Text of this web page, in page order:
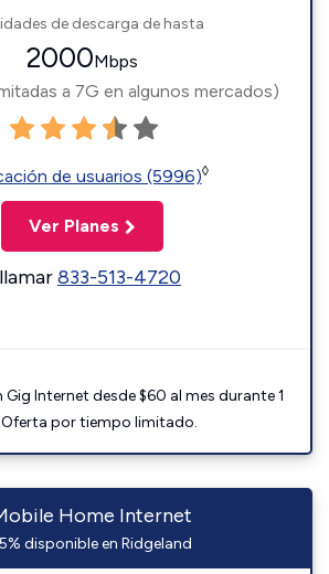
de descarga de hasta
2000Mbps
a 7G en algunos mercados)
de usuarios (5996)◊
Ver Planes
833-513-4720
Internet desde $60 al mes durante 1
por tiempo limitado.
Home Internet
disponible en Ridgeland